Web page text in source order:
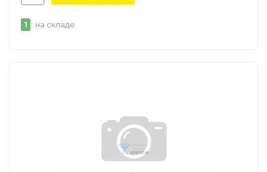
1 на складе